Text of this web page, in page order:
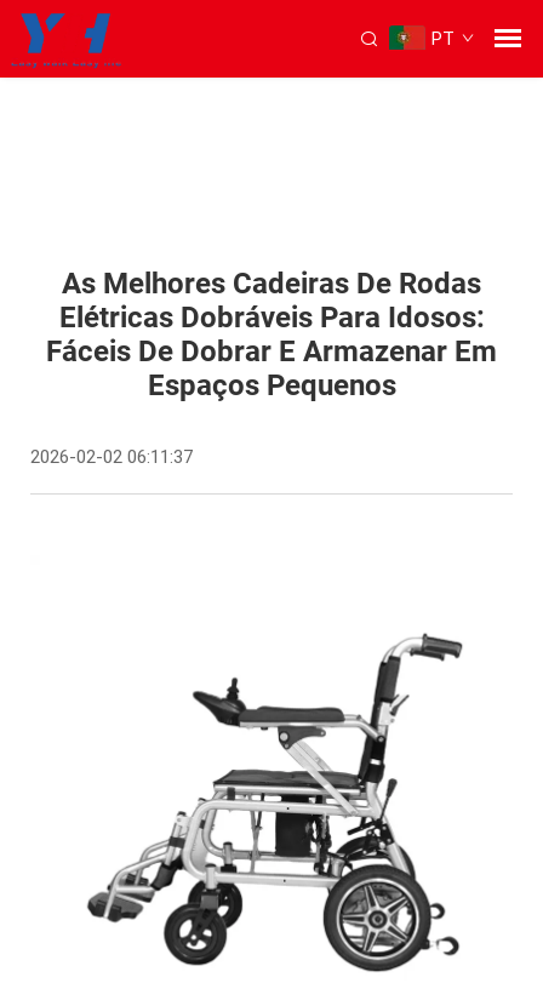
PT
As Melhores Cadeiras De Rodas
Elétricas Dobráveis Para Idosos:
Fáceis De Dobrar E Armazenar Em
Espaços Pequenos
2026-02-02 06:11:37